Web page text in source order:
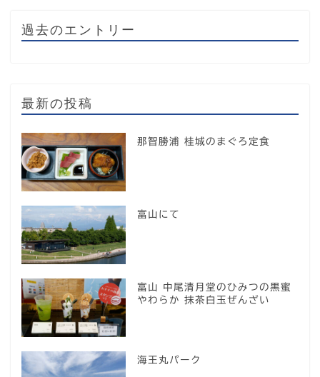
過去のエントリー
最新の投稿
那智勝浦 桂城のまぐろ定食
富山にて
富山 中尾清月堂のひみつの黒蜜
やわらか 抹茶白玉ぜんざい
海王丸パーク